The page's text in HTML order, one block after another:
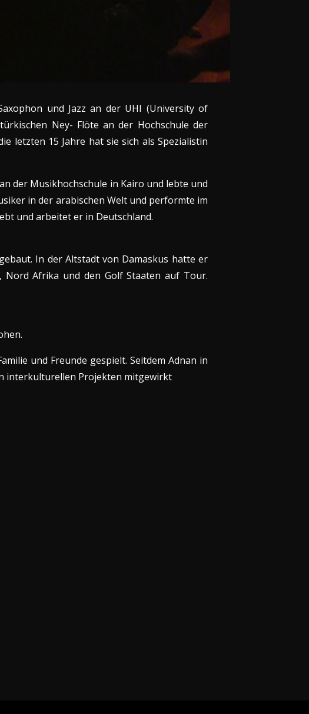
und Jazz an der UHI (University of
Ney- Flöte an der Hochschule der
letzten 15 Jahre hat sie sich als Spezialistin
der Musikhochschule in Kairo und lebte und
in der arabischen Welt und performte im
und arbeitet er in Deutschland.
In der Altstadt von Damaskus hatte er
Nord Afrika und den Golf Staaten auf Tour.
und Freunde gespielt. Seitdem Adnan in
interkulturellen Projekten mitgewirkt